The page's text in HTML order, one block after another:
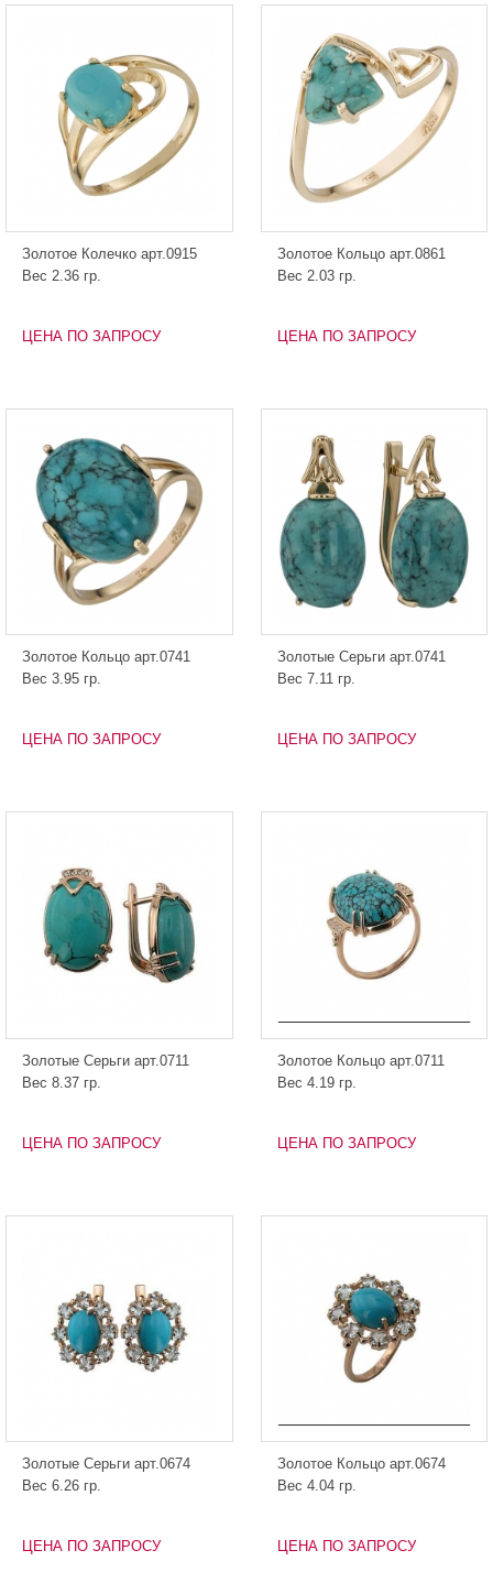
Золотое Колечко арт.0915
Вес 2.36 гр.
ЦЕНА ПО ЗАПРОСУ
Золотое Кольцо арт.0861
Вес 2.03 гр.
ЦЕНА ПО ЗАПРОСУ
Золотое Кольцо арт.0741
Вес 3.95 гр.
ЦЕНА ПО ЗАПРОСУ
Золотые Серьги арт.0741
Вес 7.11 гр.
ЦЕНА ПО ЗАПРОСУ
Золотые Серьги арт.0711
Вес 8.37 гр.
ЦЕНА ПО ЗАПРОСУ
Золотое Кольцо арт.0711
Вес 4.19 гр.
ЦЕНА ПО ЗАПРОСУ
Золотые Серьги арт.0674
Вес 6.26 гр.
ЦЕНА ПО ЗАПРОСУ
Золотое Кольцо арт.0674
Вес 4.04 гр.
ЦЕНА ПО ЗАПРОСУ